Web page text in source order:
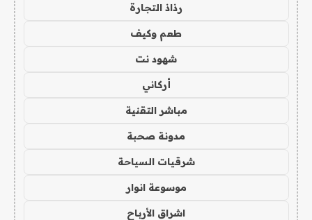
رذاذ التجارة
طعم وكيف
شهود نت
أركاني
مباشر التقنية
مدونة صحبة
شرقيات السياحة
موسوعة انوار
اشراق الأرباح